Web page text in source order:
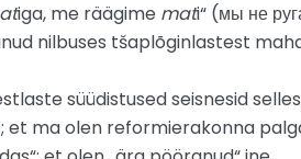
iga, me räägime mati“ (мы не
nilbuses tšaplõginlastest
süüdistused seisnesid
et ma olen reformierakonna